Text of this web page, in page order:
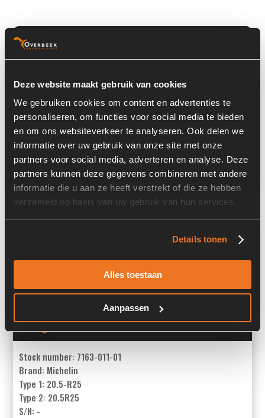
Deze website maakt gebruik van cookies
We gebruiken cookies om content en advertenties te
personaliseren, om functies voor social media te bieden
en om ons websiteverkeer te analyseren. Ook delen we
informatie over uw gebruik van onze site met onze
partners voor social media, adverteren en analyse. Deze
partners kunnen deze gegevens combineren met andere
informatie die u aan ze heeft verstrekt of die ze hebben
verzameld op basis van uw gebruik van hun services.
Details tonen
Alles toestaan
Aanpassen
Basisinformatie
Machine:
Hitachi
Machine Type:
ZW150PL
Onderdeel Merk:
Michelin
Onderdeel Type:
20.5-R25
Past op de volgende machines:
Hitachi ZW 150 PL
Stock number: 7163-011-01
Brand: Michelin
Type 1: 20.5-R25
Type 2: 20.5R25
S/N: -